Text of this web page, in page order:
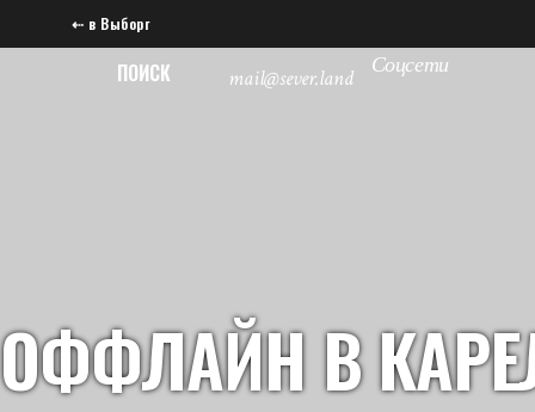
⇠ в Выборг
ПОИСК mail@sever.land Соцсети
ОФФЛАЙН В